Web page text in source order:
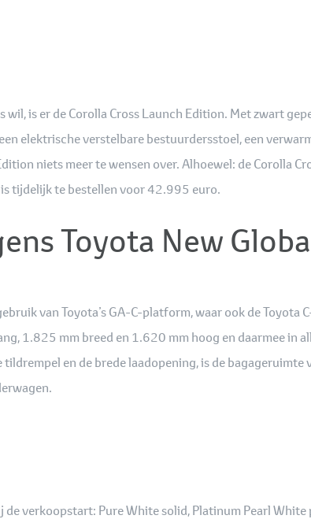
wil, is er de Corolla Cross Launch Edition. Met zwart
elektrische verstelbare bestuurdersstoel, een
niets meer te wensen over. Alhoewel: de Corolla
tijdelijk te bestellen voor 42.995 euro.
Toyota New
van Toyota’s GA-C-platform, waar ook de
1.825 mm breed en 1.620 mm hoog en daarmee in
en de brede laadopening, is de
verkoopstart: Pure White solid, Platinum Pearl